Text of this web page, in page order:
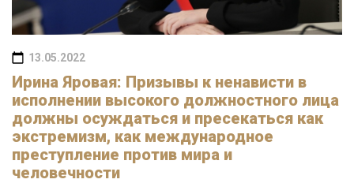
13.05.2022
Ирина Яровая: Призывы к ненависти в
исполнении высокого должностного лица
должны осуждаться и пресекаться как
экстремизм, как международное
преступление против мира и
человечности